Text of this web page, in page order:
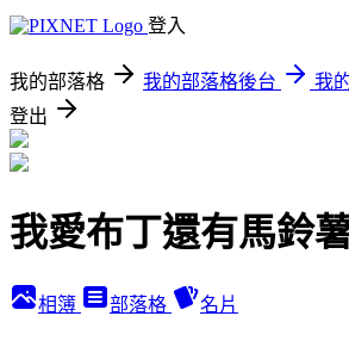
登入
我的部落格 我的部落格後台
我
登出
我愛布丁還有馬鈴
相簿 部落格 名片